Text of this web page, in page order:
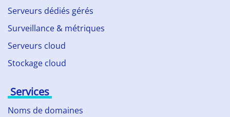
Serveurs dédiés gérés
Surveillance & métriques
Serveurs cloud
Stockage cloud
Services
Noms de domaines